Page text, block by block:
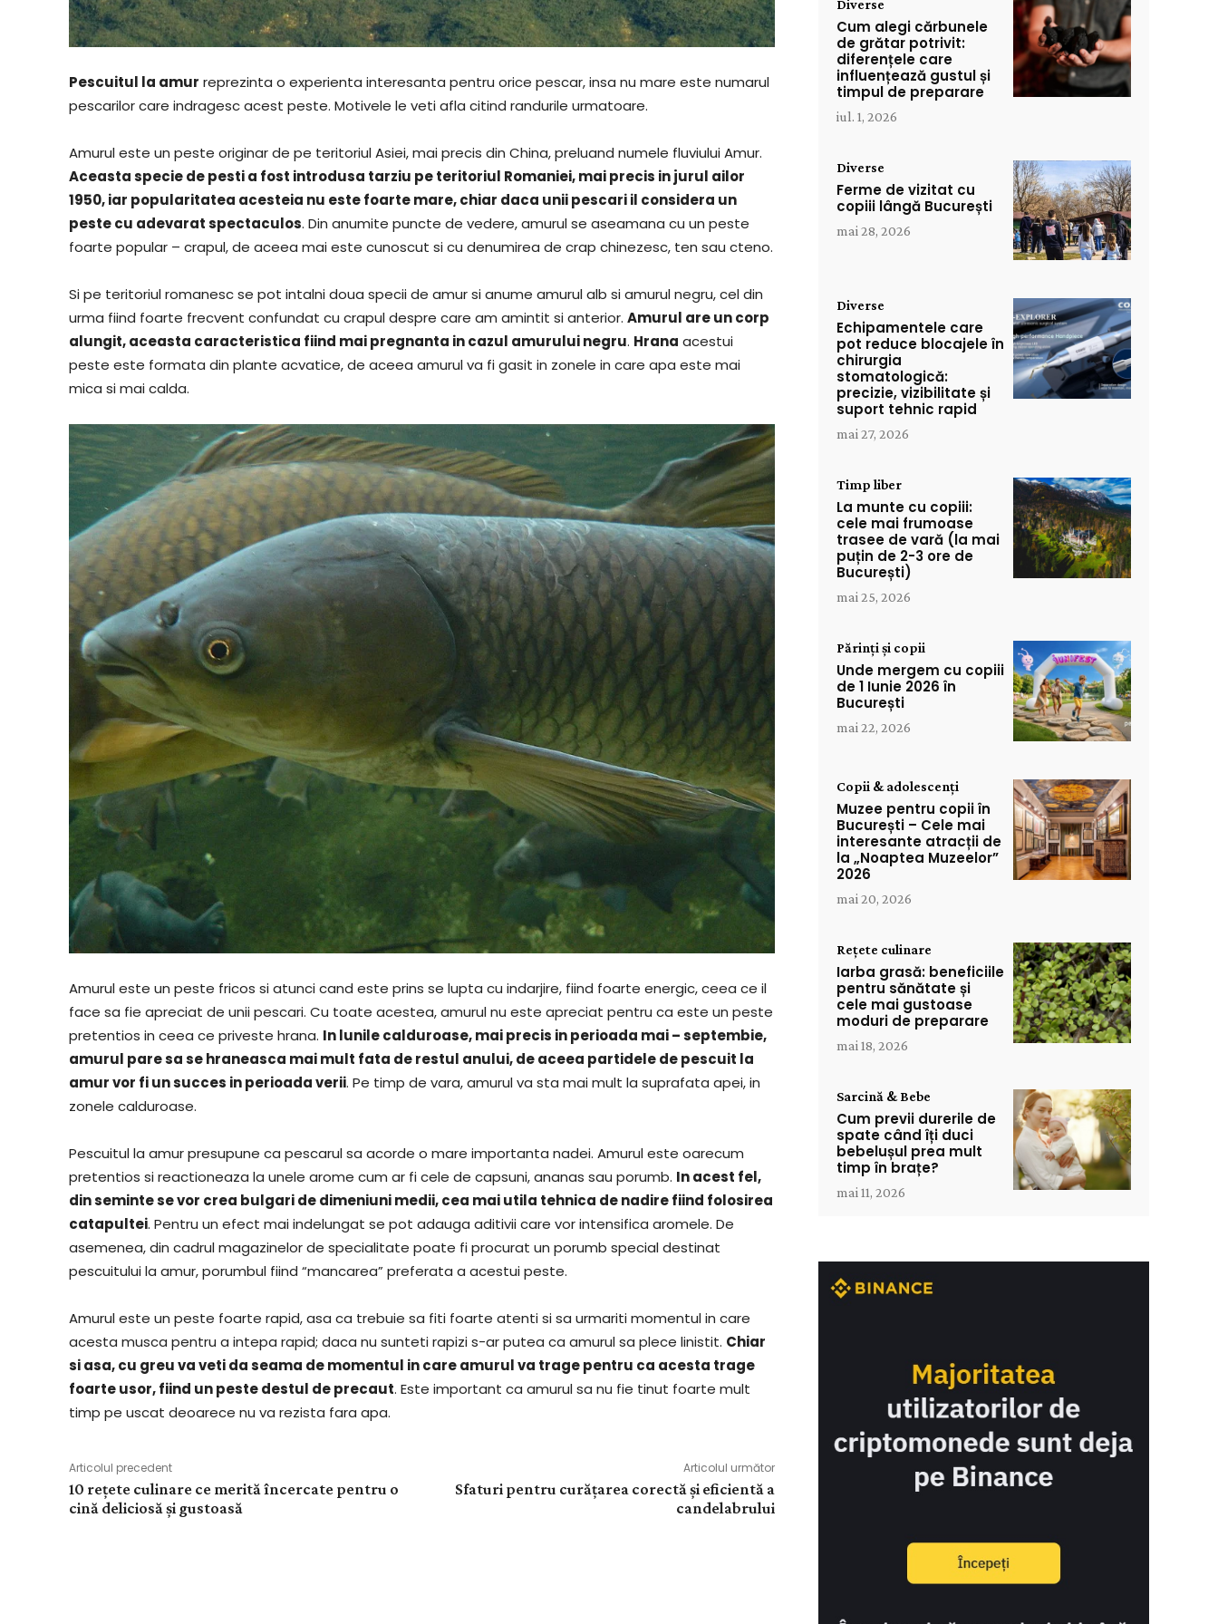
Pescuitul la amur reprezinta o experienta interesanta pentru orice pescar, insa nu mare este numarul
pescarilor care indragesc acest peste. Motivele le veti afla citind randurile urmatoare.
Amurul este un peste originar de pe teritoriul Asiei, mai precis din China, preluand numele fluviului Amur.
Aceasta specie de pesti a fost introdusa tarziu pe teritoriul Romaniei, mai precis in jurul ailor
1950, iar popularitatea acesteia nu este foarte mare, chiar daca unii pescari il considera un
peste cu adevarat spectaculos. Din anumite puncte de vedere, amurul se aseamana cu un peste
foarte popular – crapul, de aceea mai este cunoscut si cu denumirea de crap chinezesc, ten sau cteno.
Si pe teritoriul romanesc se pot intalni doua specii de amur si anume amurul alb si amurul negru, cel din
urma fiind foarte frecvent confundat cu crapul despre care am amintit si anterior. Amurul are un corp
alungit, aceasta caracteristica fiind mai pregnanta in cazul amurului negru. Hrana acestui
peste este formata din plante acvatice, de aceea amurul va fi gasit in zonele in care apa este mai
mica si mai calda.
Amurul este un peste fricos si atunci cand este prins se lupta cu indarjire, fiind foarte energic, ceea ce il
face sa fie apreciat de unii pescari. Cu toate acestea, amurul nu este apreciat pentru ca este un peste
pretentios in ceea ce priveste hrana. In lunile calduroase, mai precis in perioada mai – septembie,
amurul pare sa se hraneasca mai mult fata de restul anului, de aceea partidele de pescuit la
amur vor fi un succes in perioada verii. Pe timp de vara, amurul va sta mai mult la suprafata apei, in
zonele calduroase.
Pescuitul la amur presupune ca pescarul sa acorde o mare importanta nadei. Amurul este oarecum
pretentios si reactioneaza la unele arome cum ar fi cele de capsuni, ananas sau porumb. In acest fel,
din seminte se vor crea bulgari de dimeniuni medii, cea mai utila tehnica de nadire fiind folosirea
catapultei. Pentru un efect mai indelungat se pot adauga aditivii care vor intensifica aromele. De
asemenea, din cadrul magazinelor de specialitate poate fi procurat un porumb special destinat
pescuitului la amur, porumbul fiind “mancarea” preferata a acestui peste.
Amurul este un peste foarte rapid, asa ca trebuie sa fiti foarte atenti si sa urmariti momentul in care
acesta musca pentru a intepa rapid; daca nu sunteti rapizi s-ar putea ca amurul sa plece linistit. Chiar
si asa, cu greu va veti da seama de momentul in care amurul va trage pentru ca acesta trage
foarte usor, fiind un peste destul de precaut. Este important ca amurul sa nu fie tinut foarte mult
timp pe uscat deoarece nu va rezista fara apa.
Articolul precedent
10 rețete culinare ce merită încercate pentru o
cină deliciosă și gustoasă
Articolul următor
Sfaturi pentru curățarea corectă și eficientă a
candelabrului
Diverse
Cum alegi cărbunele
de grătar potrivit:
diferențele care
influențează gustul și
timpul de preparare
iul. 1, 2026
Diverse
Ferme de vizitat cu
copiii lângă București
mai 28, 2026
Diverse
Echipamentele care
pot reduce blocajele în
chirurgia
stomatologică:
precizie, vizibilitate și
suport tehnic rapid
mai 27, 2026
Timp liber
La munte cu copiii:
cele mai frumoase
trasee de vară (la mai
puțin de 2-3 ore de
București)
mai 25, 2026
Părinți și copii
Unde mergem cu copiii
de 1 Iunie 2026 în
București
mai 22, 2026
Copii & adolescenți
Muzee pentru copii în
București – Cele mai
interesante atracții de
la „Noaptea Muzeelor”
2026
mai 20, 2026
Rețete culinare
Iarba grasă: beneficiile
pentru sănătate și
cele mai gustoase
moduri de preparare
mai 18, 2026
Sarcină & Bebe
Cum previi durerile de
spate când îți duci
bebelușul prea mult
timp în brațe?
mai 11, 2026